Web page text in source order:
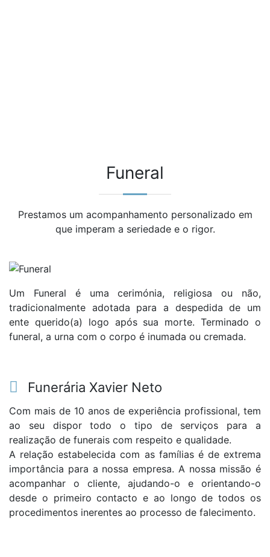
Funeral
Prestamos um acompanhamento personalizado em
que imperam a seriedade e o rigor.
Um Funeral é uma cerimónia, religiosa ou não,
tradicionalmente adotada para a despedida de um
ente querido(a) logo após sua morte. Terminado o
funeral, a urna com o corpo é inumada ou cremada.
Funerária Xavier Neto
Com mais de 10 anos de experiência profissional, tem
ao seu dispor todo o tipo de serviços para a
realização de funerais com respeito e qualidade.
A relação estabelecida com as famílias é de extrema
importância para a nossa empresa. A nossa missão é
acompanhar o cliente, ajudando-o e orientando-o
desde o primeiro contacto e ao longo de todos os
procedimentos inerentes ao processo de falecimento.